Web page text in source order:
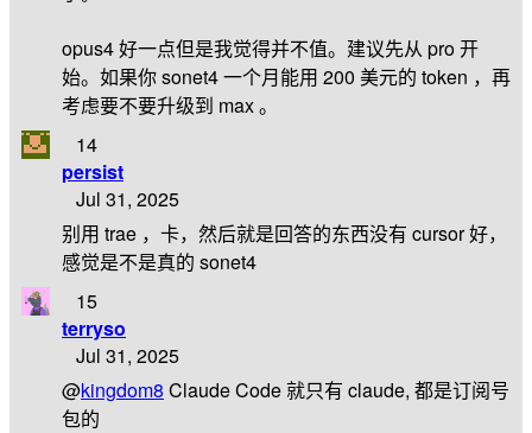
opus4 好一点但是我觉得并不值。建议先从 pro 开
始。如果你 sonet4 一个月能用 200 美元的 token ，再
考虑要不要升级到 max 。
14
persist
Jul 31, 2025
别用 trae ，卡，然后就是回答的东西没有 cursor 好，
感觉是不是真的 sonet4
15
terryso
Jul 31, 2025
@kingdom8 Claude Code 就只有 claude, 都是订阅号
包的